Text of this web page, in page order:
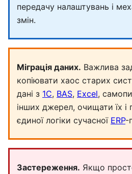
передачу налаштувань і
змін.
Міграція даних. Важлива
копіювати хаос старих
дані з 1С, BAS, Excel,
інших джерел, очищати їх і
єдиної логіки сучасної ERP-
Застереження. Якщо